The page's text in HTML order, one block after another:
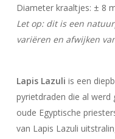
Diameter kraaltjes: ± 8
Let op: dit is een
variëren en afwijken
Lapis Lazuli is een
pyrietdraden die al
oude Egyptische
van Lapis Lazuli